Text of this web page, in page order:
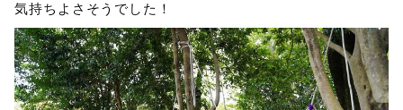
気持ちよさそうでした！